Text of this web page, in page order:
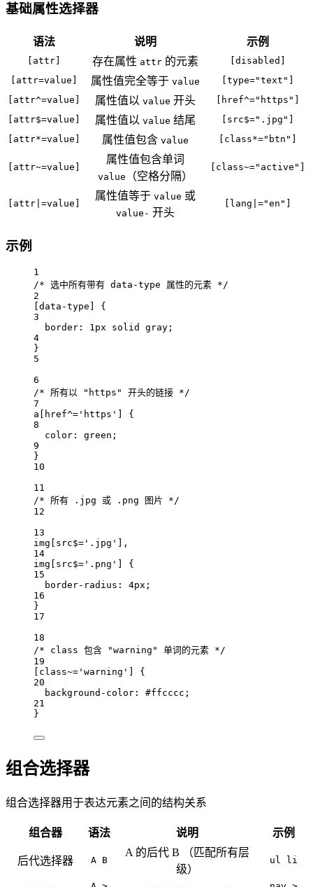
基础属性选择器
语法 说明 示例
[attr] 存在属性 attr 的元素
[disabled]
[attr=value]
属性值完全等于 value
[type="text"]
[attr^=value]
属性值以 value 开头
[href^="https"]
[attr$=value]
属性值以 value 结尾
[src$=".jpg"]
[attr*=value]
属性值包含 value [class*="btn"]
[attr~=value]
属性值包含单词
value （空格分隔）
[class~="active"]
[attr|=value]
属性值等于 value 或
value- 开头
[lang|="en"]
示例
1
/* 选中所有带有 data-type 属性的元素 */
2
data-type
{
3
border: 1px solid gray ;
4
}
5
6
/* 所有以 "https" 开头的链接 */
7
a
href^= 'https'
{
8
color: green ;
9
}
10
11
/* 所有 .jpg 或 .png 图片 */
12
13
img
src$= '.jpg'
,
14
img
src$= '.png'
{
15
border-radius: 4px ;
16
}
17
18
/* class 包含 "warning" 单词的元素 */
19
class~= 'warning'
{
20
background-color: #ffcccc ;
21
}
组合选择器
组合选择器用于表达元素之间的结构关系
组合器 语法 说明 示例
后代选择器 A B
A 的后代 B （匹配所有层
级）
ul li